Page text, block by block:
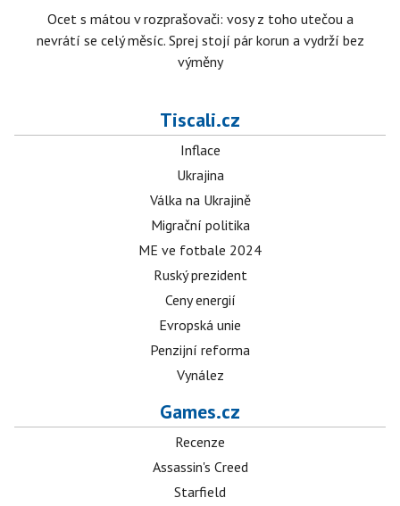
Ocet s mátou v rozprašovači: vosy z toho utečou a
nevrátí se celý měsíc. Sprej stojí pár korun a vydrží bez
výměny
Tiscali.cz
Inflace
Ukrajina
Válka na Ukrajině
Migrační politika
ME ve fotbale 2024
Ruský prezident
Ceny energií
Evropská unie
Penzijní reforma
Vynález
Games.cz
Recenze
Assassin's Creed
Starfield